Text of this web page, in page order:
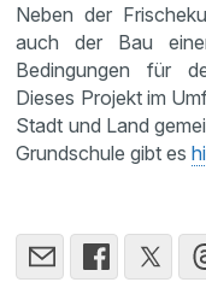
Neben der
auch der Bau
Bedingungen für
Dieses Projekt im
Stadt und Land
Grundschule gibt es